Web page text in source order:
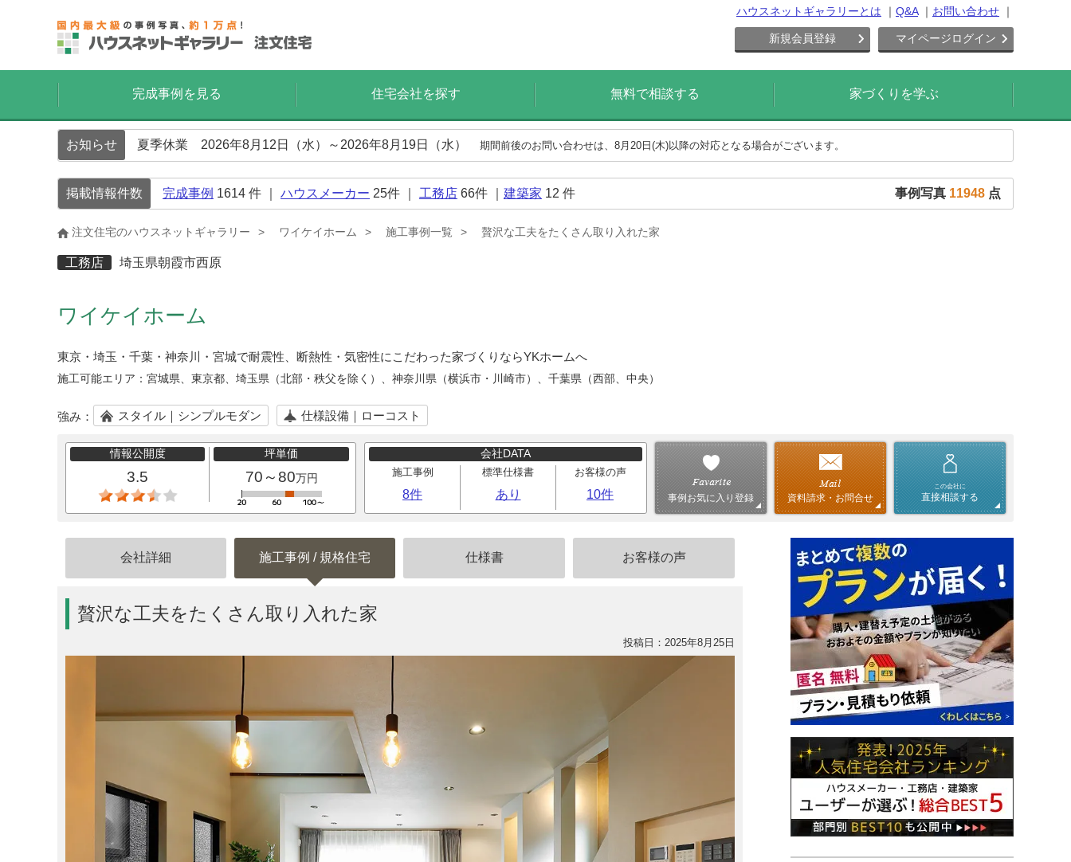
ハウスネットギャラリーとは Q&A お問い合わせ
新規会員登録 マイページログイン
完成事例を見る 住宅会社を探す 無料で相談する 家づくりを学ぶ
お知らせ 夏季休業 2026年8月12日（水）～2026年8月19日（水） 期間前後のお問い合わせは、8月20日(木)以降の対応となる場合がございます。
掲載情報件数 完成事例 1614 件 ｜ ハウスメーカー 25件 ｜ 工務店 66件 ｜ 建築家 12 件 事例写真 11948 点
注文住宅のハウスネットギャラリー ワイケイホーム 施工事例一覧 贅沢な工夫をたくさん取り入れた家
工務店 埼玉県朝霞市西原
ワイケイホーム
東京・埼玉・千葉・神奈川・宮城で耐震性、断熱性・気密性にこだわった家づくりならYKホームへ
施工可能エリア： 宮城県、東京都、埼玉県（北部・秩父を除く）、神奈川県（横浜市・川崎市）、千葉県（西部、中央）
強み： スタイル｜シンプルモダン 仕様設備｜ローコスト
情報公開度
3.5
坪単価
70～80万円
会社DATA
施工事例
8件
標準仕様書
あり
お客様の声
10件 事例お気に入り登録 資料請求・お問合せ
この会社に
直接相談する
会社詳細 施工事例 / 規格住宅 仕様書 お客様の声
贅沢な工夫をたくさん取り入れた家
投稿日：2025年8月25日